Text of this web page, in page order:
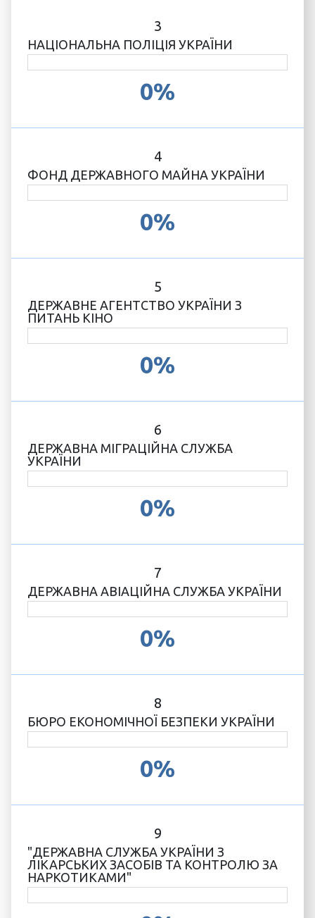
3
НАЦІОНАЛЬНА ПОЛІЦІЯ УКРАЇНИ
0%
4
ФОНД ДЕРЖАВНОГО МАЙНА УКРАЇНИ
0%
5
ДЕРЖАВНЕ АГЕНТСТВО УКРАЇНИ З
ПИТАНЬ КІНО
0%
6
ДЕРЖАВНА МІГРАЦІЙНА СЛУЖБА
УКРАЇНИ
0%
7
ДЕРЖАВНА АВІАЦІЙНА СЛУЖБА УКРАЇНИ
0%
8
БЮРО ЕКОНОМІЧНОЇ БЕЗПЕКИ УКРАЇНИ
0%
9
"ДЕРЖАВНА СЛУЖБА УКРАЇНИ З
ЛІКАРСЬКИХ ЗАСОБІВ ТА КОНТРОЛЮ ЗА
НАРКОТИКАМИ"